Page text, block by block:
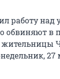
работу над
обвиняют в
27